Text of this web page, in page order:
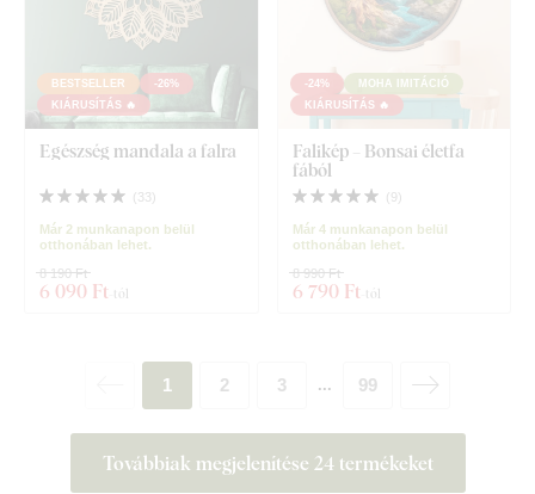
BESTSELLER
-26%
KIÁRUSÍTÁS 🔥
Egészség mandala a falra
( 33)
Már 2 munkanapon belül
otthonában lehet.
6 090 Ft -tól
8 190 Ft
-24%
MOHA IMITÁCIÓ
KIÁRUSÍTÁS 🔥
Falikép – Bonsai életfa
fából
( 9)
Már 4 munkanapon belül
otthonában lehet.
6 790 Ft -tól
8 990 Ft
Továbbiak megjelenítése 24 termékeket
1 2 3 ... 99